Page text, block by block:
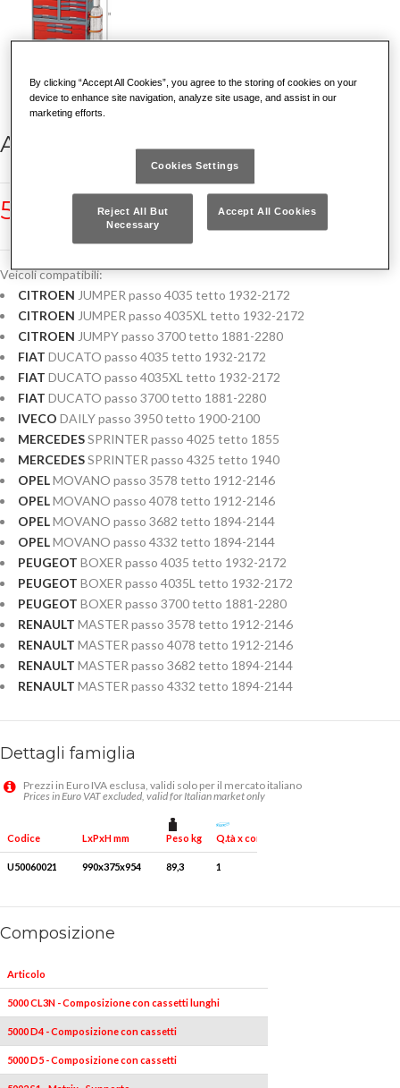
ASSSORTIMENTO RETRO SCHIENA
5006 E3
Veicoli compatibili:
CITROEN JUMPER passo 4035 tetto 1932-2172
CITROEN JUMPER passo 4035XL tetto 1932-2172
CITROEN JUMPY passo 3700 tetto 1881-2280
FIAT DUCATO passo 4035 tetto 1932-2172
FIAT DUCATO passo 4035XL tetto 1932-2172
FIAT DUCATO passo 3700 tetto 1881-2280
IVECO DAILY passo 3950 tetto 1900-2100
MERCEDESSPRINTER passo 4025 tetto 1855
MERCEDESSPRINTER passo 4325 tetto 1940
OPELMOVANO passo 3578 tetto 1912-2146
OPELMOVANO passo 4078 tetto 1912-2146
OPELMOVANO passo 3682 tetto 1894-2144
OPELMOVANO passo 4332 tetto 1894-2144
PEUGEOT BOXER passo 4035 tetto 1932-2172
PEUGEOT BOXER passo 4035L tetto 1932-2172
PEUGEOT BOXER passo 3700 tetto 1881-2280
RENAULT MASTER passo 3578 tetto 1912-2146
RENAULT MASTER passo 4078 tetto 1912-2146
RENAULT MASTER passo 3682 tetto 1894-2144
RENAULT MASTER passo 4332 tetto 1894-2144
Dettagli famiglia
Prezzi in Euro IVA esclusa, validi solo per il mercato italiano
Prices in Euro VAT excluded, valid for Italian market only
Codice LxPxH mm Peso kg Q.tà x conf.
U50060021 990x375x954 89,3 1
Composizione
Articolo
5000 CL3N - Composizione con cassetti lunghi
5000 D4 - Composizione con cassetti
5000 D5 - Composizione con cassetti
By clicking “Accept All Cookies”, you agree to the storing of cookies on your
device to enhance site navigation, analyze site usage, and assist in our
marketing efforts.
Cookies Settings
Reject All But
Necessary
Accept All Cookies